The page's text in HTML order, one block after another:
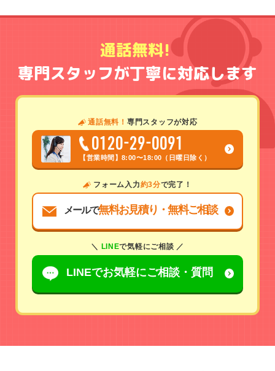
通話無料!
専門スタッフが丁寧に対応します
通話無料！ 専門スタッフが対応
0120-29-0091
【営業時間】8:00〜18:00（日曜日除く）
フォーム入力約3分で完了！
メールで無料お見積り・無料ご相談
＼ LINEで気軽にご相談 ／
LINEでお気軽にご相談・質問